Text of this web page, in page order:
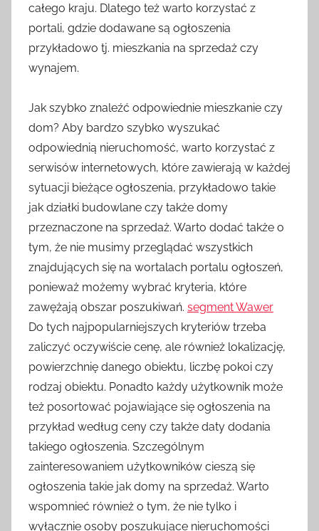
całego kraju. Dlatego też warto korzystać z
portali, gdzie dodawane są ogłoszenia
przykładowo tj. mieszkania na sprzedaż czy
wynajem.
Jak szybko znaleźć odpowiednie mieszkanie czy
dom? Aby bardzo szybko wyszukać
odpowiednią nieruchomość, warto korzystać z
serwisów internetowych, które zawierają w każdej
sytuacji bieżące ogłoszenia, przykładowo takie
jak działki budowlane czy także domy
przeznaczone na sprzedaż. Warto dodać także o
tym, że nie musimy przeglądać wszystkich
znajdujących się na wortalach portalu ogłoszeń,
ponieważ możemy wybrać kryteria, które
zawężają obszar poszukiwań. segment Wawer
Do tych najpopularniejszych kryteriów trzeba
zaliczyć oczywiście cenę, ale również lokalizację,
powierzchnię danego obiektu, liczbę pokoi czy
rodzaj obiektu. Ponadto każdy użytkownik może
też posortować pojawiające się ogłoszenia na
przykład według ceny czy także daty dodania
takiego ogłoszenia. Szczególnym
zainteresowaniem użytkowników cieszą się
ogłoszenia takie jak domy na sprzedaż. Warto
wspomnieć również o tym, że nie tylko i
wyłącznie osoby poszukujące nieruchomości